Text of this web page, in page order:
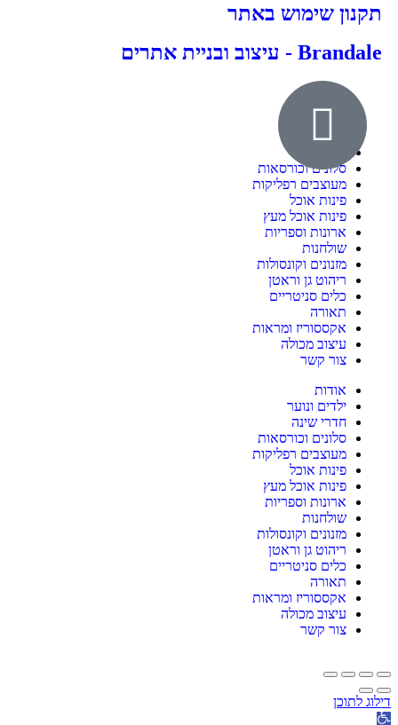
תקנון שימוש באתר
Brandale - עיצוב ובניית אתרים
ילדים ונוער
סלונים וכורסאות
מעוצבים רפליקות
פינות אוכל
פינות אוכל מעץ
ארונות וספריות
שולחנות
מזנונים וקונסולות
ריהוט גן וראטן
כלים סניטריים
תאורה
אקססוריז ומראות
עיצוב מכולה
צור קשר
אודות
ילדים ונוער
חדרי שינה
סלונים וכורסאות
מעוצבים רפליקות
פינות אוכל
פינות אוכל מעץ
ארונות וספריות
שולחנות
מזנונים וקונסולות
ריהוט גן וראטן
כלים סניטריים
תאורה
אקססוריז ומראות
עיצוב מכולה
צור קשר
דילוג לתוכן
פתח